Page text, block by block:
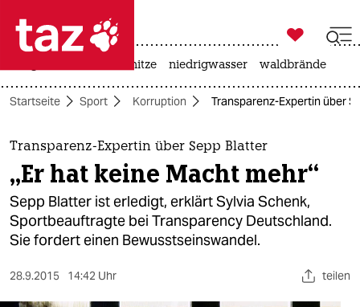
 taz zahl ich
taz zahl ich
themen
politik
öko

taz zahl ich
hitze niedrigwasser waldbrände
Startseite Sport Korruption Transparenz-Expertin über
Transparenz-Expertin über Sepp Blatter
„Er hat keine Macht mehr“
Sepp Blatter ist erledigt, erklärt Sylvia Schenk,
Sportbeauftragte bei Transparency Deutschland.
Sie fordert einen Bewusstseinswandel.
28.9.2015 14:42 Uhr teilen